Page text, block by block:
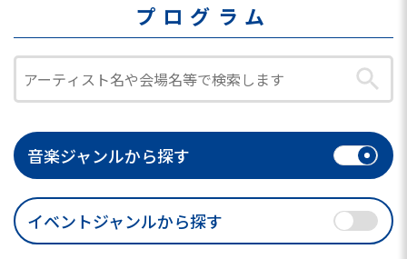
プログラム
音楽ジャンルから探す
イベントジャンルから探す